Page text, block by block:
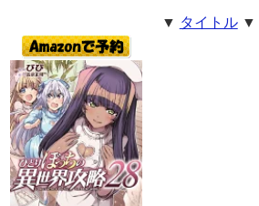
▼ タイトル▼